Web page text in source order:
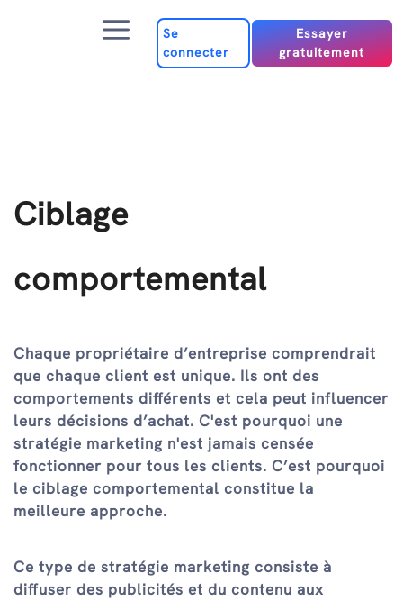
Menu
Se
connecter
Essayer
gratuitement
Ciblage
comportemental
Chaque propriétaire d’entreprise comprendrait
que chaque client est unique. Ils ont des
comportements différents et cela peut influencer
leurs décisions d’achat. C'est pourquoi une
stratégie marketing n'est jamais censée
fonctionner pour tous les clients. C’est pourquoi
le ciblage comportemental constitue la
meilleure approche.
Ce type de stratégie marketing consiste à
diffuser des publicités et du contenu aux